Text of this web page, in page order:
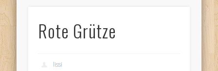
Rote Grütze
lissi